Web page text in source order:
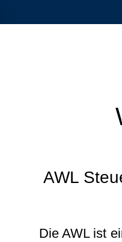
AWL
Die AWL ist